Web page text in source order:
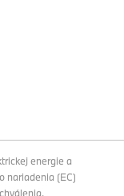
energie a
nariadenia (EC)